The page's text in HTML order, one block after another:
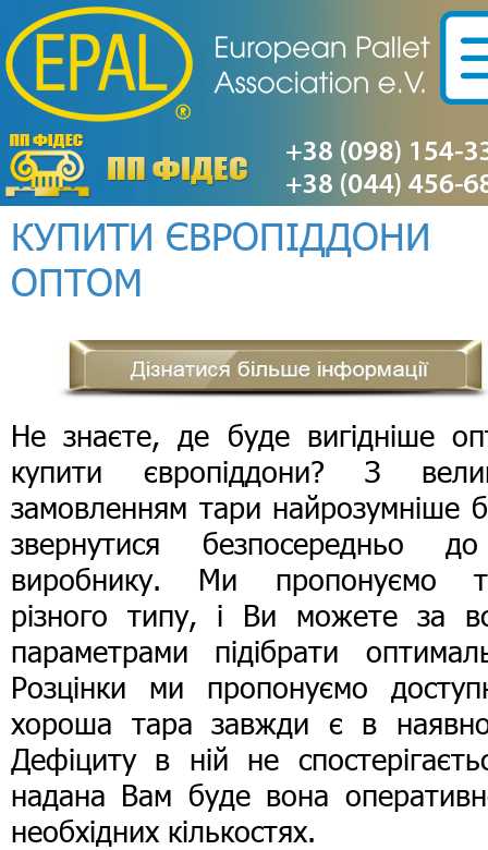
КУПИТИ ЄВРОПІДДОНИ
ОПТОМ
Не знаєте, де буде вигідніше
купити європіддони? З
замовленням тари найрозумніше
звернутися безпосередньо
виробнику. Ми пропонуємо
різного типу, і Ви можете за
параметрами підібрати
Розцінки ми пропонуємо
хороша тара завжди є в
Дефіциту в ній не
надана Вам буде вона
необхідних кількостях.